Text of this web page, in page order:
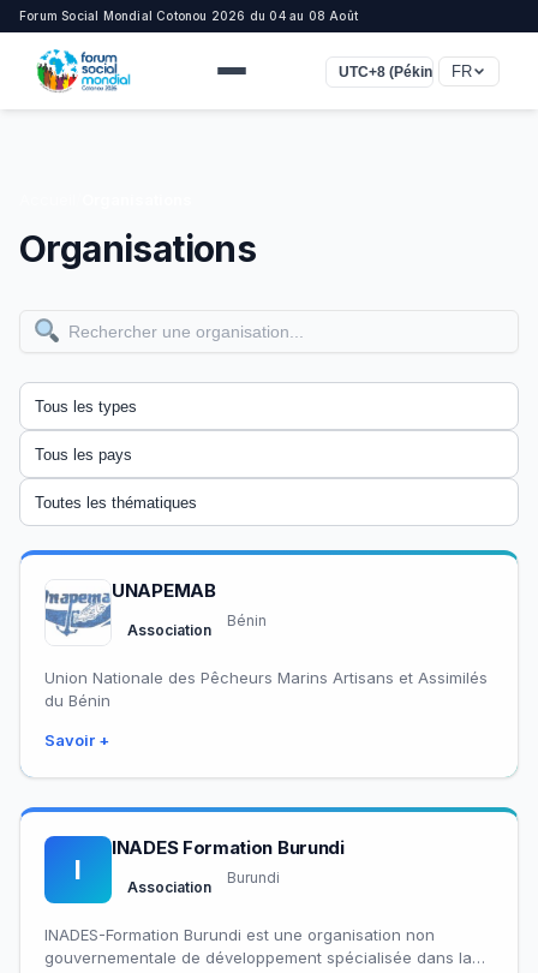
Forum Social Mondial Cotonou 2026 du 04 au 08 Août
UTC+8 (Pékin, Singapour)
FR
Organisations
UNAPEMAB
Association
Bénin
Union Nationale des Pêcheurs Marins Artisans et Assimilés
du Bénin
Savoir +
I
INADES Formation Burundi
Association
Burundi
INADES-Formation Burundi est une organisation non
gouvernementale de développement spécialisée dans la